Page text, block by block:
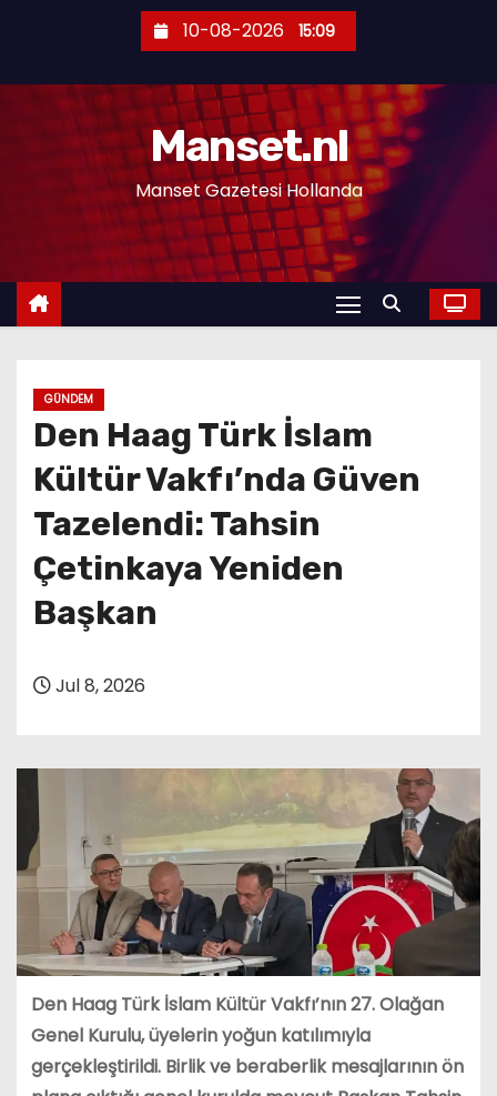
e
10-08-2026 15:09
Manset.nl
Manset Gazetesi Hollanda
GÜNDEM
Den Haag Türk İslam
Kültür Vakfı’nda Güven
Tazelendi: Tahsin
Çetinkaya Yeniden
Başkan
Jul 8, 2026
Den Haag Türk İslam Kültür Vakfı’nın 27. Olağan
Genel Kurulu, üyelerin yoğun katılımıyla
gerçekleştirildi. Birlik ve beraberlik mesajlarının ön